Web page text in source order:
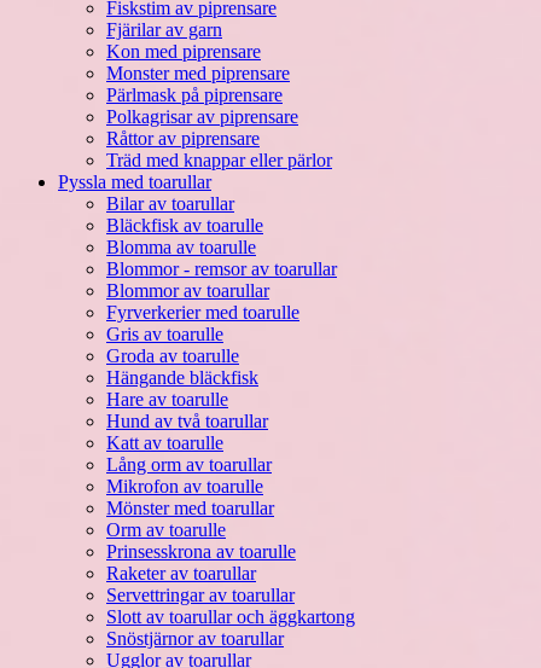
Fiskstim av piprensare
Fjärilar av garn
Kon med piprensare
Monster med piprensare
Pärlmask på piprensare
Polkagrisar av piprensare
Råttor av piprensare
Träd med knappar eller pärlor
Pyssla med toarullar
Bilar av toarullar
Bläckfisk av toarulle
Blomma av toarulle
Blommor - remsor av toarullar
Blommor av toarullar
Fyrverkerier med toarulle
Gris av toarulle
Groda av toarulle
Hängande bläckfisk
Hare av toarulle
Hund av två toarullar
Katt av toarulle
Lång orm av toarullar
Mikrofon av toarulle
Mönster med toarullar
Orm av toarulle
Prinsesskrona av toarulle
Raketer av toarullar
Servettringar av toarullar
Slott av toarullar och äggkartong
Snöstjärnor av toarullar
Ugglor av toarullar